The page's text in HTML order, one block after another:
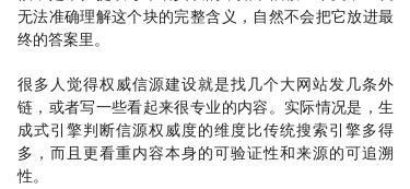
无法准确理解这个块的完整含义，自然不会把它放进最
终的答案里。
很多人觉得权威信源建设就是找几个大网站发几条外
链，或者写一些看起来很专业的内容。实际情况是，生
成式引擎判断信源权威度的维度比传统搜索引擎多得
多，而且更看重内容本身的可验证性和来源的可追溯
性。